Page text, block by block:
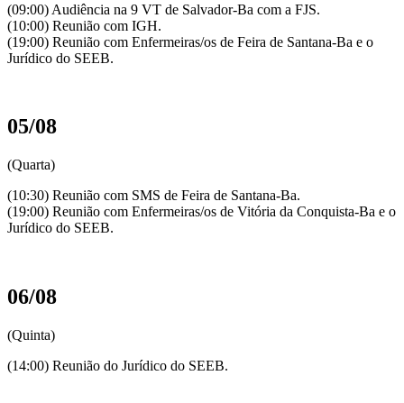
(09:00) Audiência na 9 VT de Salvador-Ba com a FJS.
(10:00) Reunião com IGH.
(19:00) Reunião com Enfermeiras/os de Feira de Santana-Ba e o
Jurídico do SEEB.
05/08
(Quarta)
(10:30) Reunião com SMS de Feira de Santana-Ba.
(19:00) Reunião com Enfermeiras/os de Vitória da Conquista-Ba e o
Jurídico do SEEB.
06/08
(Quinta)
(14:00) Reunião do Jurídico do SEEB.